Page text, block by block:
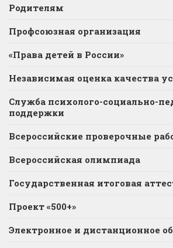
Родителям
Профсоюзная организация
«Права детей в России»
Независимая оценка качества
Служба психолого-социально-
поддержки
Всероссийские проверочные
Всероссийская олимпиада
Государственная итоговая
Проект «500+»
Электронное и дистанционное